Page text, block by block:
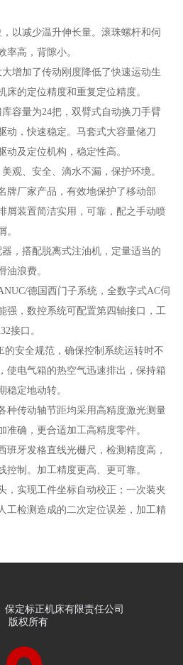
，以减少温升伸长量。滚珠螺杆和伺
率高，背隙小。
大增加了传动刚度降低了快速运动生
床的定位精度和重复定位精度。
容量为24把，双臂式自动换刀手臂
动，快速稳定。马套式大容量储刀
及定位机构，稳定性高。
观、安全、滴水不漏，保护环境。
牌厂家产品，有效地保护了移动部
屑装置简洁实用，可靠，配之手动喷
。
，搭配脱离式注油机，定量适当的
油浪费。
德国西门子系统，全数字式AC伺
强，数控系统可配置第四轴接口，工
接口。
的安全规范，确保控制系统运转时不
使电气箱的热空气迅速排出，保持箱
稳定地动转。
种传动轴节距均采用高精度激光测量
确，更合适加工高精度零件。
班牙发格直线光栅尺，检测精度高，
制。加工精度更高、更可靠。
，实现工件坐标自动校正；一次装夹
工检测造成的二次定位误差，加工精
定标正机床有限责任公司
版权所有